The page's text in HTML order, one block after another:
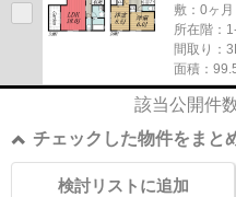
敷：0ヶ
所在階：
間取り：
面積：
該当公開件
チェックした物件をまと
検討リストに追加